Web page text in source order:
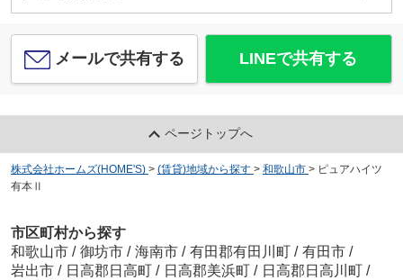
メールで共有する LINEで共有する
ページトップへ
株式会社ホームズ(HOME'S) > (賃貸)地域から探す > 和歌山市 > ピュアハイツ
有本Ⅱ
市区町村から探す
和歌山市 / 御坊市 / 海南市 / 有田郡有田川町 / 有田市 /
岩出市 / 日高郡日高町 / 日高郡美浜町 / 日高郡日高川町 /